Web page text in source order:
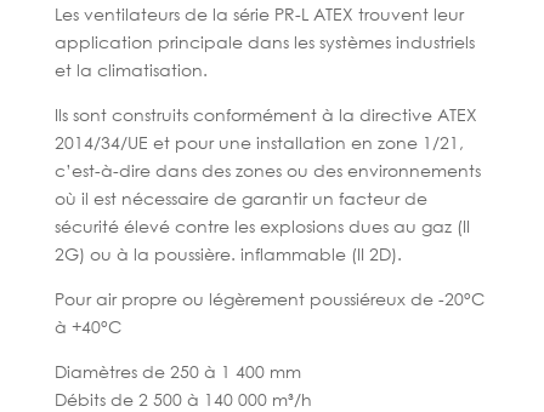
Les ventilateurs de la série PR-L ATEX trouvent leur
application principale dans les systèmes industriels
et la climatisation.
Ils sont construits conformément à la directive ATEX
2014/34/UE et pour une installation en zone 1/21,
c’est-à-dire dans des zones ou des environnements
où il est nécessaire de garantir un facteur de
sécurité élevé contre les explosions dues au gaz (II
2G) ou à la poussière. inflammable (II 2D).
Pour air propre ou légèrement poussiéreux de -20°C
à +40°C
Diamètres de 250 à 1 400 mm
Débits de 2 500 à 140 000 m³/h